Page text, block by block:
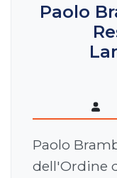
Paolo
Paolo
dell'Ordine